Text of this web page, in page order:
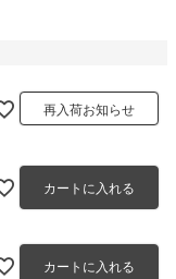
再入荷お知らせ
カートに入れる
カートに入れる